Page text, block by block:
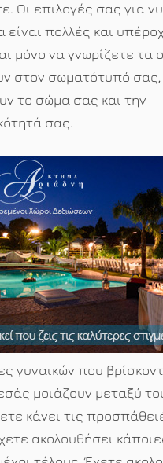
Οι επιλογές σας για
πολλές και
μόνο να γνωρίζετε τα
στον σωματότυπό σας,
το σώμα σας και την
σας.
γυναικών που
μοιάζουν μεταξύ
κάνει τις
ακολουθήσει